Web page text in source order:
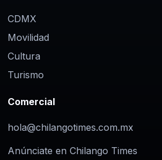
CDMX
Movilidad
Cultura
Turismo
Comercial
hola@chilangotimes.com.mx
Anúnciate en Chilango Times